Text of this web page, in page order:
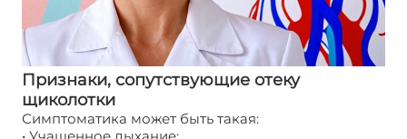
Признаки, сопутствующие отеку
щиколотки
Симптоматика может быть такая: